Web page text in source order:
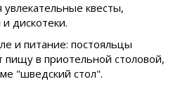
квесты,
дискотеки.
и питание: постояльцы
в приотельной столовой,
"шведский стол".